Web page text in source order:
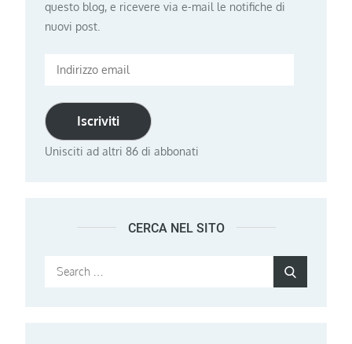
questo blog, e ricevere via e-mail le notifiche di
nuovi post.
Indirizzo
Iscriviti
Unisciti ad altri 86 di abbonati
CERCA NEL SITO
Search